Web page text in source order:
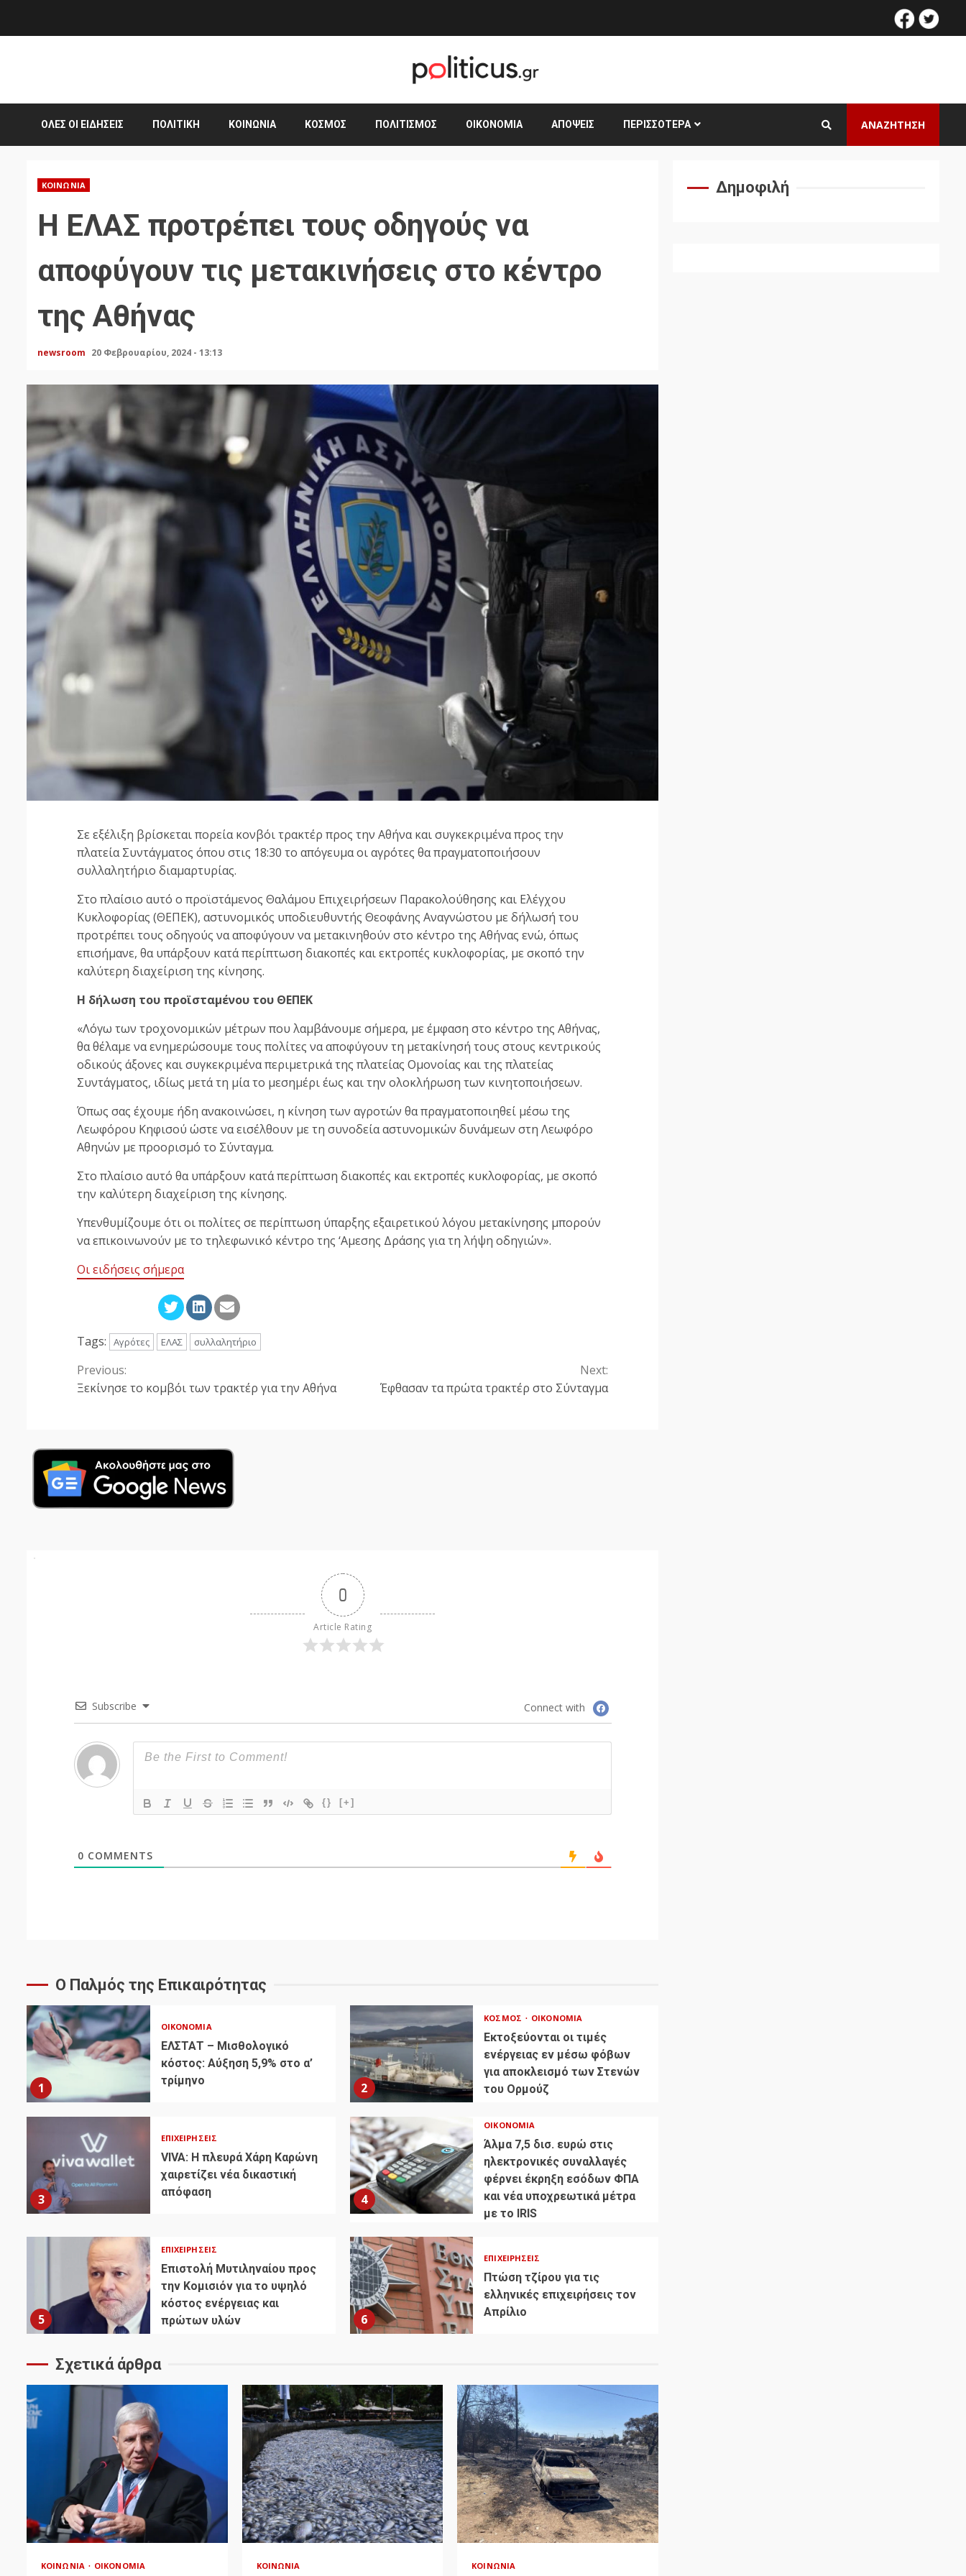
facebook
ΌΛΕΣ ΟΙ ΕΙΔΉΣΕΙΣ ΠΟΛΙΤΙΚΉ ΚΟΙΝΩΝΊΑ ΚΌΣΜΟΣ ΠΟΛΙΤΙΣΜΌΣ ΟΙΚΟΝΟΜΊΑ ΑΠΌΨΕΙΣ ΠΕΡΙΣΣΌΤΕΡΑ ΑΝΑΖΗΤΗΣΗ
ΚΟΙΝΩΝΊΑ
Η ΕΛΑΣ προτρέπει τους οδηγούς να
αποφύγουν τις μετακινήσεις στο κέντρο
της Αθήνας
newsroom 20 Φεβρουαρίου, 2024 - 13:13
Σε εξέλιξη βρίσκεται πορεία κονβόι τρακτέρ προς την Αθήνα και συγκεκριμένα προς την
πλατεία Συντάγματος όπου στις 18:30 το απόγευμα οι αγρότες θα πραγματοποιήσουν
συλλαλητήριο διαμαρτυρίας.
Στο πλαίσιο αυτό ο προϊστάμενος Θαλάμου Επιχειρήσεων Παρακολούθησης και Ελέγχου
Κυκλοφορίας (ΘΕΠΕΚ), αστυνομικός υποδιευθυντής Θεοφάνης Αναγνώστου με δήλωσή του
προτρέπει τους οδηγούς να αποφύγουν να μετακινηθούν στο κέντρο της Αθήνας ενώ, όπως
επισήμανε, θα υπάρξουν κατά περίπτωση διακοπές και εκτροπές κυκλοφορίας, με σκοπό την
καλύτερη διαχείριση της κίνησης.
Η δήλωση του προϊσταμένου του ΘΕΠΕΚ
«Λόγω των τροχονομικών μέτρων που λαμβάνουμε σήμερα, με έμφαση στο κέντρο της Αθήνας,
θα θέλαμε να ενημερώσουμε τους πολίτες να αποφύγουν τη μετακίνησή τους στους κεντρικούς
οδικούς άξονες και συγκεκριμένα περιμετρικά της πλατείας Ομονοίας και της πλατείας
Συντάγματος, ιδίως μετά τη μία το μεσημέρι έως και την ολοκλήρωση των κινητοποιήσεων.
Όπως σας έχουμε ήδη ανακοινώσει, η κίνηση των αγροτών θα πραγματοποιηθεί μέσω της
Λεωφόρου Κηφισού ώστε να εισέλθουν με τη συνοδεία αστυνομικών δυνάμεων στη Λεωφόρο
Αθηνών με προορισμό το Σύνταγμα.
Στο πλαίσιο αυτό θα υπάρξουν κατά περίπτωση διακοπές και εκτροπές κυκλοφορίας, με σκοπό
την καλύτερη διαχείριση της κίνησης.
Υπενθυμίζουμε ότι οι πολίτες σε περίπτωση ύπαρξης εξαιρετικού λόγου μετακίνησης μπορούν
να επικοινωνούν με το τηλεφωνικό κέντρο της ‘Αμεσης Δράσης για τη λήψη οδηγιών».
Οι ειδήσεις σήμερα
Tags: Αγρότες ΕΛΑΣ συλλαλητήριο
Continue
Previous:
Ξεκίνησε το κομβόι των τρακτέρ για την Αθήνα
Next:
Έφθασαν τα πρώτα τρακτέρ στο Σύνταγμα
0
Article Rating
Subscribe Connect with
{} [+]
0 COMMENTS
Ο Παλμός της Επικαιρότητας
1
ΟΙΚΟΝΟΜΊΑ
ΕΛΣΤΑΤ – Μισθολογικό
κόστος: Αύξηση 5,9% στο α’
τρίμηνο
2
ΚΌΣΜΟΣ ΟΙΚΟΝΟΜΊΑ
Εκτοξεύονται οι τιμές
ενέργειας εν μέσω φόβων
για αποκλεισμό των Στενών
του Ορμούζ
3
ΕΠΙΧΕΙΡΉΣΕΙΣ
VIVA: Η πλευρά Χάρη Καρώνη
χαιρετίζει νέα δικαστική
απόφαση
4
ΟΙΚΟΝΟΜΊΑ
Άλμα 7,5 δισ. ευρώ στις
ηλεκτρονικές συναλλαγές
φέρνει έκρηξη εσόδων ΦΠΑ
και νέα υποχρεωτικά μέτρα
με το IRIS
5
ΕΠΙΧΕΙΡΉΣΕΙΣ
Επιστολή Μυτιληναίου προς
την Κομισιόν για το υψηλό
κόστος ενέργειας και
πρώτων υλών
6
ΕΠΙΧΕΙΡΉΣΕΙΣ
Πτώση τζίρου για τις
ελληνικές επιχειρήσεις τον
Απρίλιο
Σχετικά άρθρα
ΚΟΙΝΩΝΊΑ ΟΙΚΟΝΟΜΊΑ ΚΟΙΝΩΝΊΑ ΚΟΙΝΩΝΊΑ
Δημοφιλή